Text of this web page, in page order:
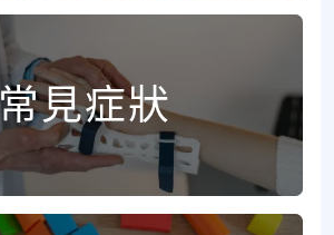
常見症狀